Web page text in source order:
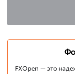
FXOpen — это